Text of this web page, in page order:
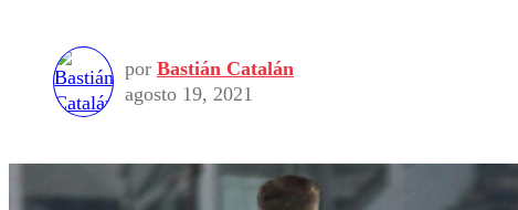
por Bastián Catalán
agosto 19, 2021